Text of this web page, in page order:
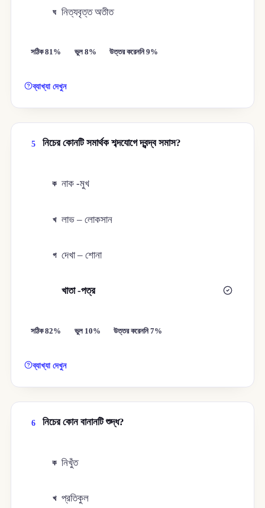
ঘ নিত্যবৃত্ত অতীত
সঠিক 81% ভুল 8% উত্তর করেননি 9%
ব্যাখ্যা দেখুন
5 নিচের কোনটি সমার্থক শব্দযোগে দ্বন্দ্ব সমাস?
ক নাক -মুখ
খ লাভ – লোকসান
গ দেখা – শোনা
খাতা -পত্র
সঠিক 82% ভুল 10% উত্তর করেননি 7%
ব্যাখ্যা দেখুন
6 নিচের কোন বানানটি শুদ্ধ?
ক নিখুঁত
খ প্রতিকুল